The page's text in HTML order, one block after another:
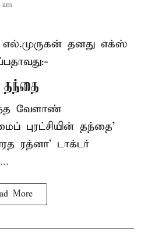
எல்.முருகன் தனது எக்ஸ்
தந்தை
வேளாண்
புரட்சியின் தந்தை’
ரத்னா’ டாக்டர்
More